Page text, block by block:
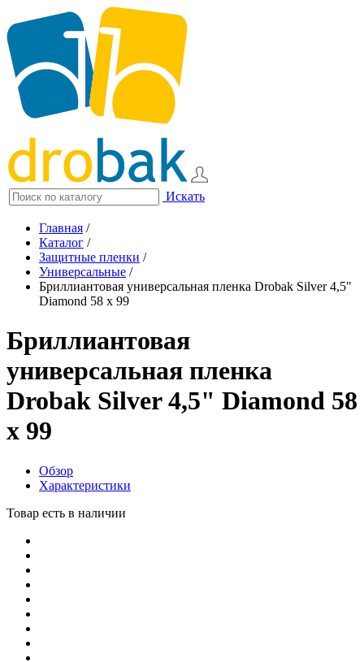
Искать
Главная /
Каталог /
Защитные пленки /
Универсальные /
Бриллиантовая универсальная пленка Drobak Silver 4,5"
Diamond 58 х 99
Бриллиантовая
универсальная пленка
Drobak Silver 4,5" Diamond 58
х 99
Обзор
Характеристики
Товар есть в наличии